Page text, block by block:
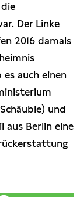
Der Linke
2016 damals
auch einen
und
aus Berlin eine